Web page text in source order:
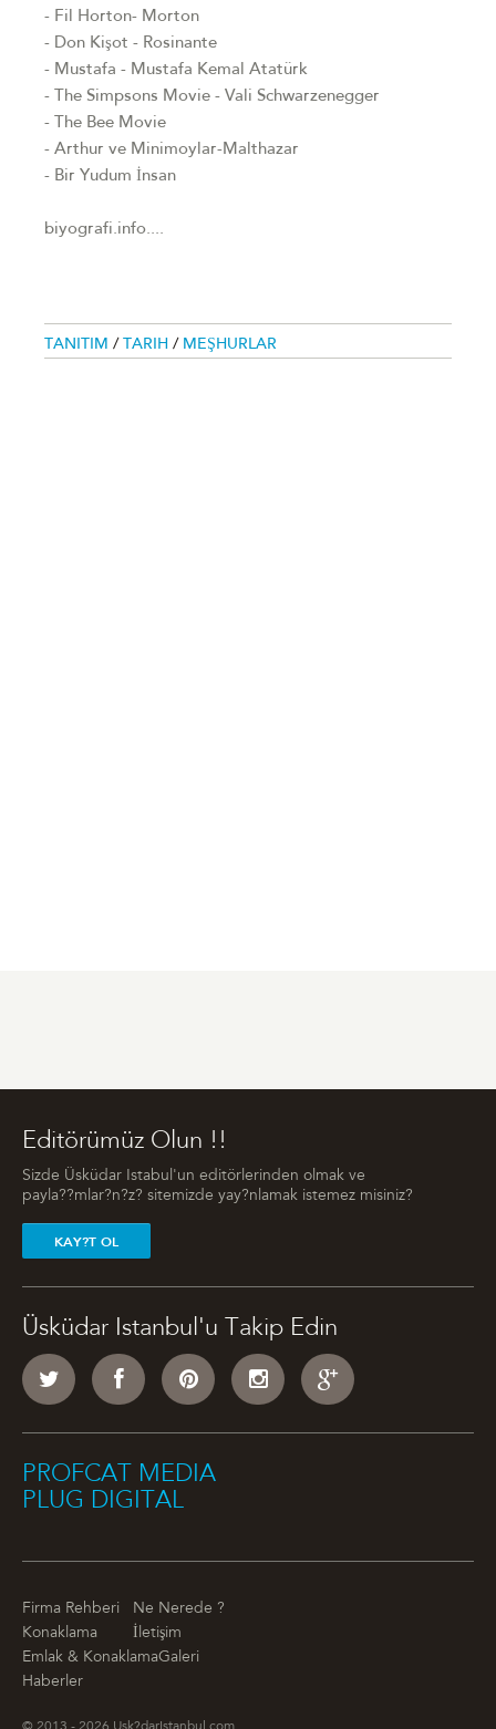
- Fil Horton- Morton
- Don Kişot - Rosinante
- Mustafa - Mustafa Kemal Atatürk
- The Simpsons Movie - Vali Schwarzenegger
- The Bee Movie
- Arthur ve Minimoylar-Malthazar
- Bir Yudum İnsan
biyografi.info....
TANITIM / TARIH / MEŞHURLAR
Editörümüz Olun !!
Sizde Üsküdar Istabul'un editörlerinden olmak ve
payla??mlar?n?z? sitemizde yay?nlamak istemez misiniz?
KAY?T OL
Üsküdar Istanbul'u Takip Edin
PROFCAT MEDIA
PLUG DIGITAL
Firma Rehberi
Ne Nerede ?
Konaklama
İletişim
Emlak & KonaklamaGaleri
Haberler